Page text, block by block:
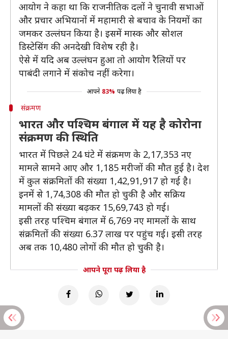
आयोग ने कहा था कि राजनीतिक दलों ने चुनावी सभाओं
और प्रचार अभियानों में महामारी से बचाव के नियमों का
जमकर उल्लंघन किया है। इसमें मास्क और सोशल
डिस्टेसिंग की अनदेखी विशेष रही है।
ऐसे में यदि अब उल्लंघन हुआ तो आयोग रैलियों पर
पाबंदी लगाने में संकोच नहीं करेगा।
आपने 83% पढ़ लिया है
संक्रमण
भारत और पश्चिम बंगाल में यह है कोरोना
संक्रमण की स्थिति
भारत में पिछले 24 घंटे में संक्रमण के 2,17,353 नए
मामले सामने आए और 1,185 मरीजों की मौत हुई है। देश
में कुल संक्रमितों की संख्या 1,42,91,917 हो गई है।
इनमें से 1,74,308 की मौत हो चुकी है और सक्रिय
मामलों की संख्या बढ़कर 15,69,743 हो गई।
इसी तरह पश्चिम बंगाल में 6,769 नए मामलों के साथ
संक्रमितों की संख्या 6.37 लाख पर पहुंच गई। इसी तरह
अब तक 10,480 लोगों की मौत हो चुकी है।
आपने पूरा पढ़ लिया है